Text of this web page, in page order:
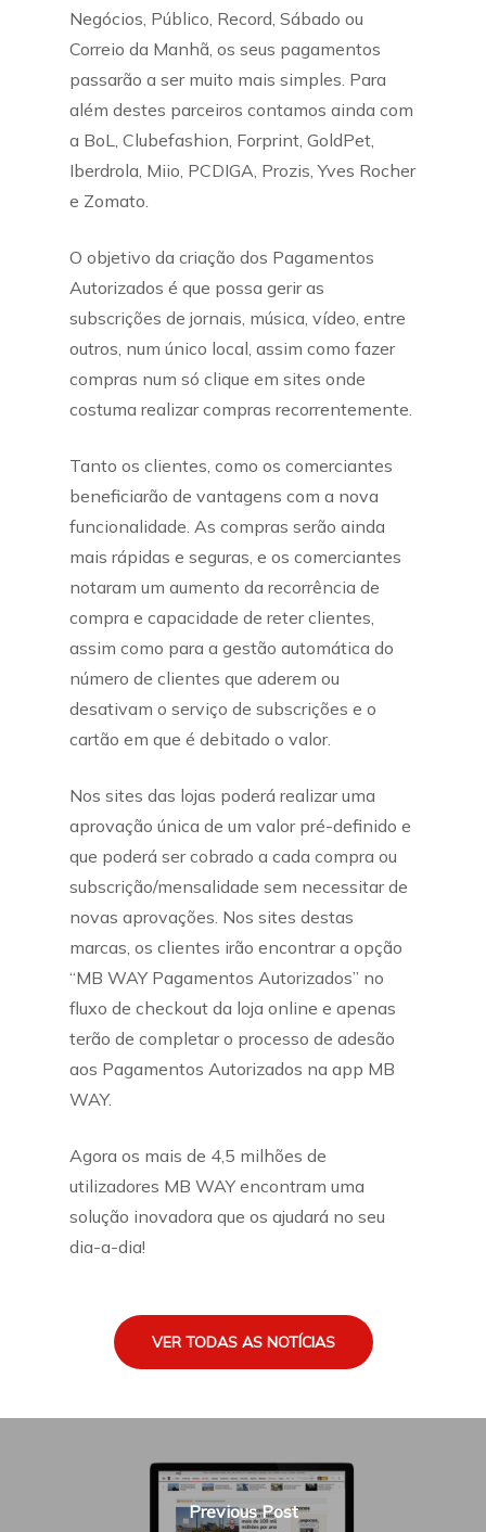
Negócios, Público, Record, Sábado ou
Correio da Manhã, os seus pagamentos
passarão a ser muito mais simples. Para
além destes parceiros contamos ainda com
a BoL, Clubefashion, Forprint, GoldPet,
Iberdrola, Miio, PCDIGA, Prozis, Yves Rocher
e Zomato.
O objetivo da criação dos Pagamentos
Autorizados é que possa gerir as
subscrições de jornais, música, vídeo, entre
outros, num único local, assim como fazer
compras num só clique em sites onde
costuma realizar compras recorrentemente.
Tanto os clientes, como os comerciantes
beneficiarão de vantagens com a nova
funcionalidade. As compras serão ainda
mais rápidas e seguras, e os comerciantes
notaram um aumento da recorrência de
compra e capacidade de reter clientes,
assim como para a gestão automática do
número de clientes que aderem ou
desativam o serviço de subscrições e o
cartão em que é debitado o valor.
Nos sites das lojas poderá realizar uma
aprovação única de um valor pré-definido e
que poderá ser cobrado a cada compra ou
subscrição/mensalidade sem necessitar de
novas aprovações. Nos sites destas
marcas, os clientes irão encontrar a opção
“MB WAY Pagamentos Autorizados” no
fluxo de checkout da loja online e apenas
terão de completar o processo de adesão
aos Pagamentos Autorizados na app MB
WAY.
Agora os mais de 4,5 milhões de
utilizadores MB WAY encontram uma
solução inovadora que os ajudará no seu
dia-a-dia!
VER TODAS AS NOTÍCIAS
Previous Post